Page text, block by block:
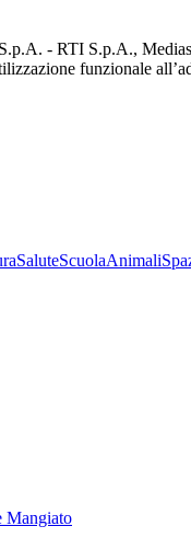
- RTI S.p.A.,
funzionale
SaluteScuolaAnimali
Mangiato